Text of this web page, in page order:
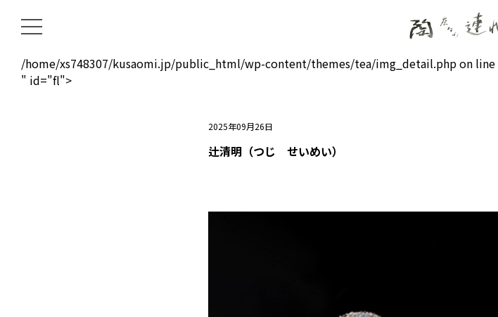
/home/xs748307/kusaomi.jp/public_html/wp-content/themes/tea/img_detail.php on line
" id="fl">
2025年09月26日
辻清明（つじ せいめい）